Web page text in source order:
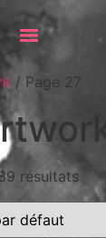
/ Page 27
résultats